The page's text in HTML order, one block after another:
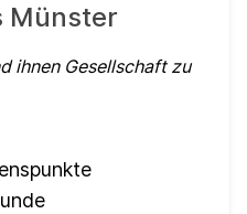
Münster
ihnen Gesellschaft zu